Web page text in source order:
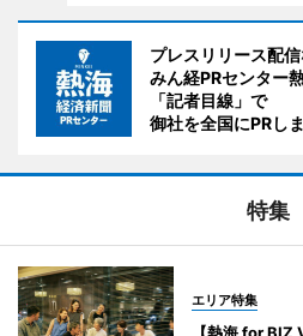
プレスリリース配
みん経PRセンター
「記者目線」で
御社を全国にPRし
特集
エリア特集